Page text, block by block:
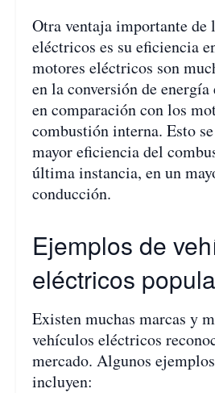
Otra ventaja importante de
eléctricos es su eficiencia
motores eléctricos son
en la conversión de
en comparación con los
combustión interna. Esto
mayor eficiencia del
última instancia, en un
conducción.
Ejemplos de
eléctricos
Existen muchas marcas y
vehículos eléctricos
mercado. Algunos
incluyen: